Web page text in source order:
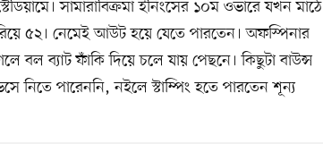
সামারাবিক্রমা ইনিংসের ১০ম ওভারে যখন মাঠে
৫২। নেমেই আউট হয়ে যেতে পারতেন। অফস্পিনার
বল ব্যাট ফাঁকি দিয়ে চলে যায় পেছনে। কিছুটা বাউন্স
নিতে পারেননি, নইলে স্টাম্পিং হতে পারতেন শূন্য